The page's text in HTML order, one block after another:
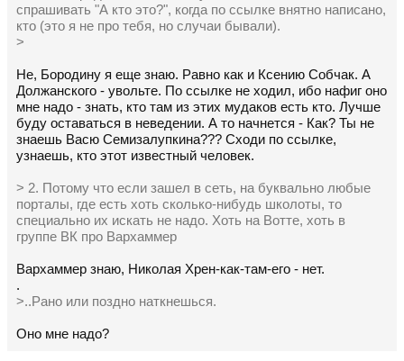
спрашивать "А кто это?", когда по ссылке внятно написано,
кто (это я не про тебя, но случаи бывали).
>
Не, Бородину я еще знаю. Равно как и Ксению Собчак. А
Должанского - увольте. По ссылке не ходил, ибо нафиг оно
мне надо - знать, кто там из этих мудаков есть кто. Лучше
буду оставаться в неведении. А то начнется - Как? Ты не
знаешь Васю Семизалупкина??? Сходи по ссылке,
узнаешь, кто этот известный человек.
> 2. Потому что если зашел в сеть, на буквально любые
порталы, где есть хоть сколько-нибудь школоты, то
специально их искать не надо. Хоть на Вотте, хоть в
группе ВК про Вархаммер
Вархаммер знаю, Николая Хрен-как-там-его - нет.
.
>..Рано или поздно наткнешься.
Оно мне надо?